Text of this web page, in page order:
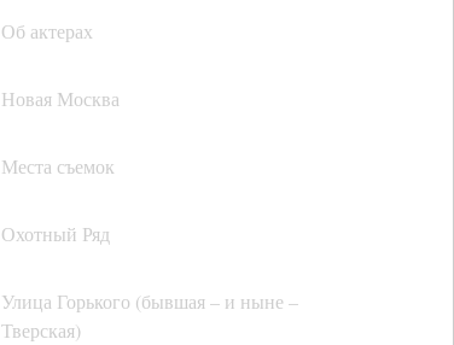
Об актерах
Новая Москва
Места съемок
Охотный Ряд
Улица Горького (бывшая – и ныне –
Тверская)